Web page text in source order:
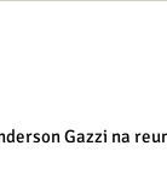
Gazzi na